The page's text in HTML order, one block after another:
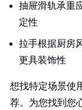
抽屉滑轨承重
定性
拉手根据厨房
更具装饰性
想找特定场景使
荐。为您找到您